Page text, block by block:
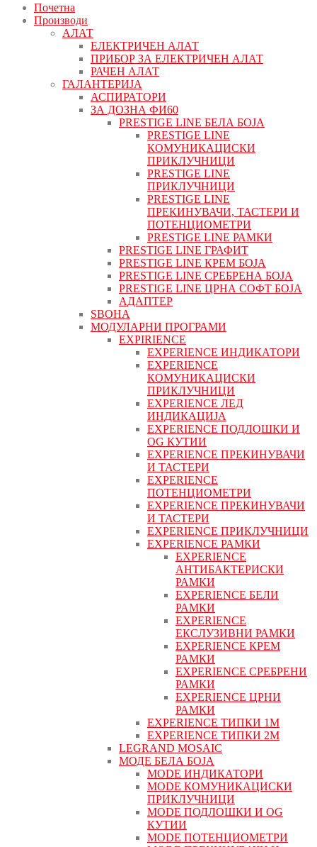
Почетна
Производи
АЛАТ
ЕЛЕКТРИЧЕН АЛАТ
ПРИБОР ЗА ЕЛЕКТРИЧЕН АЛАТ
РАЧЕН АЛАТ
ГАЛАНТЕРИЈА
АСПИРАТОРИ
ЗА ДОЗНА ФИ60
PRESTIGE LINE БЕЛА БОЈА
PRESTIGE LINE
КОМУНИКАЦИСКИ
ПРИКЛУЧНИЦИ
PRESTIGE LINE
ПРИКЛУЧНИЦИ
PRESTIGE LINE
ПРЕКИНУВАЧИ, ТАСТЕРИ И
ПОТЕНЦИОМЕТРИ
PRESTIGE LINE РАМКИ
PRESTIGE LINE ГРАФИТ
PRESTIGE LINE КРЕМ БОЈА
PRESTIGE LINE СРЕБРЕНА БОЈА
PRESTIGE LINE ЦРНА СОФТ БОЈА
АДАПТЕР
ЅВОНА
МОДУЛАРНИ ПРОГРАМИ
EXPIRIENCE
EXPERIENCE ИНДИКАТОРИ
EXPERIENCE
КОМУНИКАЦИСКИ
ПРИКЛУЧНИЦИ
EXPERIENCE ЛЕД
ИНДИКАЦИЈА
EXPERIENCE ПОДЛОШКИ И
OG КУТИИ
EXPERIENCE ПРЕКИНУВАЧИ
И ТАСТЕРИ
EXPERIENCE
ПОТЕНЦИОМЕТРИ
EXPERIENCE ПРЕКИНУВАЧИ
И ТАСТЕРИ
EXPERIENCE ПРИКЛУЧНИЦИ
EXPERIENCE РАМКИ
EXPERIENCE
АНТИБАКТЕРИСКИ
РАМКИ
EXPERIENCE БЕЛИ
РАМКИ
EXPERIENCE
ЕКСЛУЗИВНИ РАМКИ
EXPERIENCE КРЕМ
РАМКИ
EXPERIENCE СРЕБРЕНИ
РАМКИ
EXPERIENCE ЦРНИ
РАМКИ
EXPERIENCE ТИПКИ 1M
EXPERIENCE ТИПКИ 2М
LEGRAND MOSAIC
МОДЕ БЕЛА БОЈА
MODE ИНДИКАТОРИ
MODE КОМУНИКАЦИСКИ
ПРИКЛУЧНИЦИ
MODE ПОДЛОШКИ И OG
КУТИИ
MODE ПОТЕНЦИОМЕТРИ